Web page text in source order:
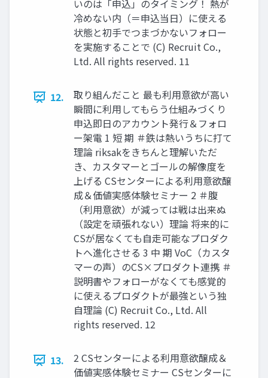
いのは「申込」のタイミング！ 熱が
冷めない内（＝申込当日）に使える
状態と初手でつまづかないフォロー
を実施することで (C) Recruit Co.,
Ltd. All rights reserved. 11
12.
取り組んだこと 最も利用意欲が高い
瞬間に利用してもらう仕組みづくり
申込即日のアカウント発行＆フォロ
ー架電 1 短 期 ＃鉄は熱いうちに打て
理論 riksakをきちんと理解いただ
き、カスタマーとゴールの解像度を
上げる CSセンターによる利用意欲醸
成＆価値実感体験セミナー 2 ＃腹
（利用意欲）が減っては戦は出来ぬ
（設定を頑張れない）理論 将来的に
CSが居なくても自走可能なプロダク
トへ進化させる 3 中 期 VoC（カスタ
マーの声）のCS×プロダクト連携 ＃
説明書やフォローがなくても感覚的
に使えるプロダクトが最強という独
自理論 (C) Recruit Co., Ltd. All
rights reserved. 12
13.
2 CSセンターによる利用意欲醸成＆
価値実感体験セミナー CSセンターに